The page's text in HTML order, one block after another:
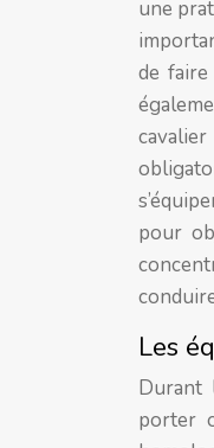
une
de faire
pour
Les
Durant
porter